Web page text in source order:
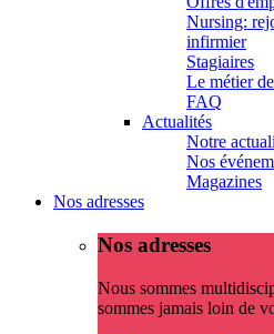
Nursing:
infirmier
Stagiaires
Le métier
FAQ
Actualités
Notre
Nos
Magazines
Nos adresses
Nos adresses
Nous sommes
sommes jamais loin de